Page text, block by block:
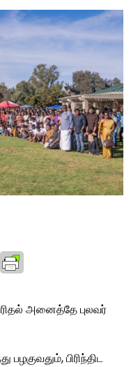
அனைத்தே புலவர்
பழகுவதும், பிரிந்திட